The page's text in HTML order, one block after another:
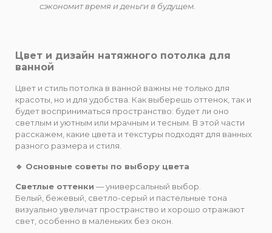
сэкономит время и деньги в будущем.
Цвет и дизайн натяжного потолка для
ванной
Цвет и стиль потолка в ванной важны не только для
красоты, но и для удобства. Как выберешь оттенок, так и
будет восприниматься пространство: будет ли оно
светлым и уютным или мрачным и тесным. В этой части
расскажем, какие цвета и текстуры подходят для ванных
разного размера и стиля.
🔹 Основные советы по выбору цвета
Светлые оттенки — универсальный выбор.
Белый, бежевый, светло-серый и пастельные тона
визуально увеличат пространство и хорошо отражают
свет, особенно в маленьких без окон.